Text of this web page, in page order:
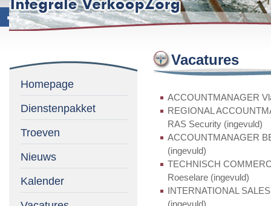
Homepage
Dienstenpakket
Troeven
Nieuws
Kalender
Vacatures
ACCOUNTMANAGER
REGIONAL
RAS Security (ingevuld)
ACCOUNTMANAGER
(ingevuld)
TECHNISCH
Roeselare (ingevuld)
INTERNATIONAL